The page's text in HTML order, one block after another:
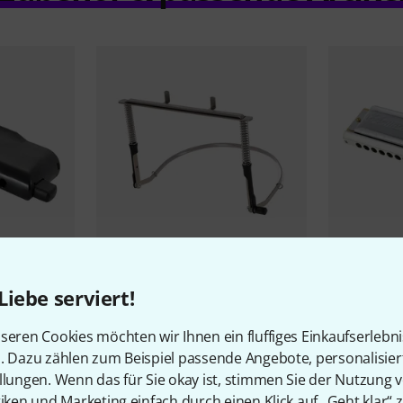
serviert!
Cookies möchten wir Ihnen ein fluffiges
Dazu zählen zum Beispiel passende Angebote,
Wenn das für Sie okay ist, stimmen Sie der Nutzung
K&M164/1 Harmonica Holder
11,30 CHF 179